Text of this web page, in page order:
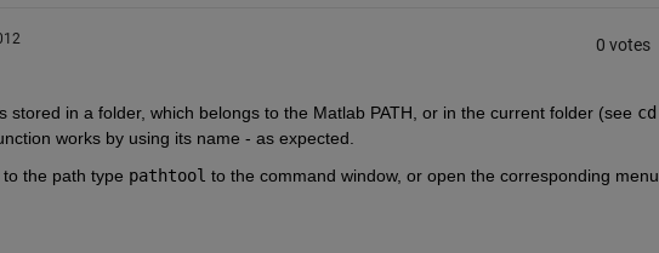
0 votes
stored in a folder, which belongs to the Matlab PATH, or in the current folder (see cd
works by using its name - as expected.
the path type pathtool to the command window, or open the corresponding menu.